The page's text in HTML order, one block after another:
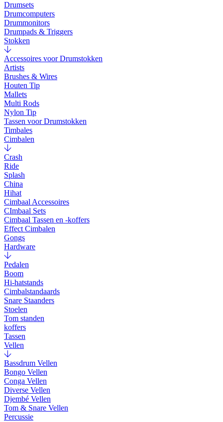
Drumsets
Drumcomputers
Drummonitors
Drumpads & Triggers
Stokken
Accessoires voor Drumstokken
Artists
Brushes & Wires
Houten Tip
Mallets
Multi Rods
Nylon Tip
Tassen voor Drumstokken
Timbales
Cimbalen
Crash
Ride
Splash
China
Hihat
Cimbaal Accessoires
CImbaal Sets
Cimbaal Tassen en -koffers
Effect Cimbalen
Gongs
Hardware
Pedalen
Boom
Hi-hatstands
Cimbalstandaards
Snare Staanders
Stoelen
Tom standen
koffers
Tassen
Vellen
Bassdrum Vellen
Bongo Vellen
Conga Vellen
Diverse Vellen
Djembé Vellen
Tom & Snare Vellen
Percussie